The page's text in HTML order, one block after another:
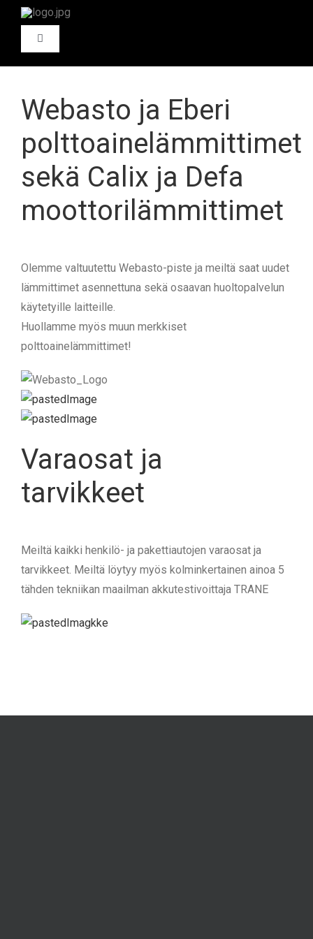
Navigation
AUTOMYYNTI
HENKILÖAUTOT
TILA-AUTOT
CARAVAN
FIAT PROFESSIONAL
HUOLTO
Bosch Car Service
Sähköinen huollon ajanvaraus
Rengaspalvelut
VAURIOKORJAUS
AUTON EHOSTUSPALVELUT
YHTEYSTIEDOT
Webasto ja Eberi
polttoainelämmittimet
sekä Calix ja Defa
moottorilämmittimet
Olemme valtuutettu Webasto-piste ja meiltä saat uudet
lämmittimet asennettuna sekä osaavan huoltopalvelun
käytetyille laitteille.
Huollamme myös muun merkkiset
polttoainelämmittimet!
Varaosat ja
tarvikkeet
Meiltä kaikki henkilö- ja pakettiautojen varaosat ja
tarvikkeet​. Meiltä löytyy myös kolminkertainen ainoa 5
tähden tekniikan maailman akkutestivoittaja TRANE